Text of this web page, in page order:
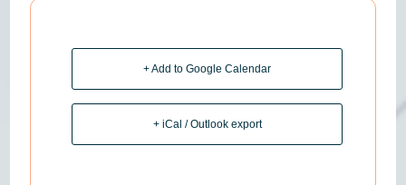
+ Add to Google Calendar
+ iCal / Outlook export